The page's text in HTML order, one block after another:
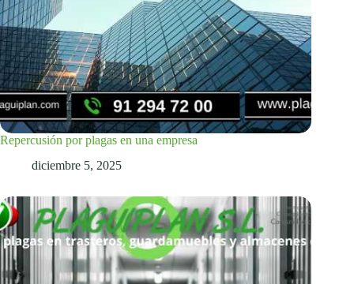
Repercusión por plagas en una empresa
diciembre 5, 2025